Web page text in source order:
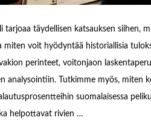
tarjoaa täydellisen katsauksen
miten voit hyödyntää historiallisia
perinteet, voitonjaon
analysointiin. Tutkimme myös, miten
suomalaisessa
helpottavat rivien …